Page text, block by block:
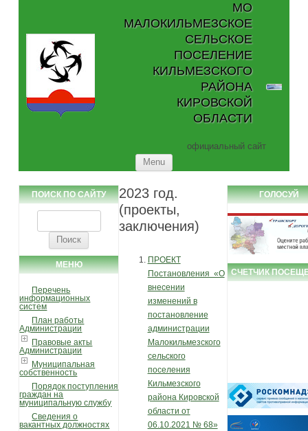
МО
МАЛОКИЛЬМЕЗСКОЕ
СЕЛЬСКОЕ
ПОСЕЛЕНИЕ
КИЛЬМЕЗСКОГО
РАЙОНА
КИРОВСКОЙ
ОБЛАСТИ
официальный сайт
Menu
ПОИСК ПО САЙТУ
МЕНЮ
Перечень
информационных
систем
План работы
Администрации
Правовые акты
Администрации
Муниципальная
собственность
Порядок поступления
граждан на
муниципальную службу
Сведения о
вакантных должностях
2023 год.
(проекты,
заключения)
ПРОЕКТ
Постановления «О
внесении
изменений в
постановление
администрации
Малокильмезского
сельского
поселения
Кильмезского
района Кировской
области от
06.10.2021 № 68»
ГОЛОСУЙ
СЧЕТЧИК